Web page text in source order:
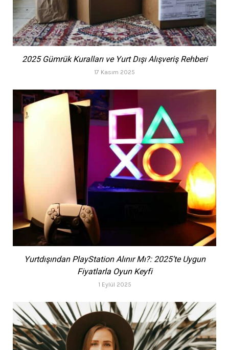
2025 Gümrük Kuralları ve Yurt Dışı Alışveriş Rehberi
17 Kasım 2025
Yurtdışından PlayStation Alınır Mı?: 2025’te Uygun
Fiyatlarla Oyun Keyfi
1 Eylül 2025